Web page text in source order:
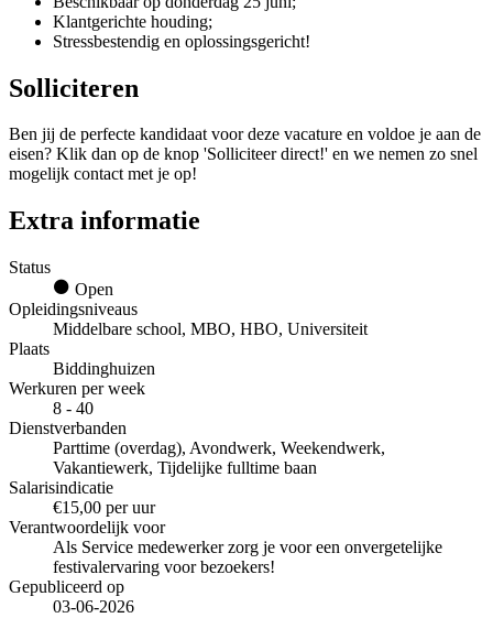
Klantgerichte houding;
Stressbestendig en oplossingsgericht!
Solliciteren
Ben jij de perfecte kandidaat voor deze vacature en voldoe je aan de
eisen? Klik dan op de knop 'Solliciteer direct!' en we nemen zo snel
mogelijk contact met je op!
Extra informatie
Status
Open
Opleidingsniveaus
Middelbare school, MBO, HBO, Universiteit
Plaats
Biddinghuizen
Werkuren per week
8 - 40
Dienstverbanden
Parttime (overdag), Avondwerk, Weekendwerk,
Vakantiewerk, Tijdelijke fulltime baan
Salarisindicatie
€15,00 per uur
Verantwoordelijk voor
Als Service medewerker zorg je voor een onvergetelijke
festivalervaring voor bezoekers!
Gepubliceerd op
03-06-2026